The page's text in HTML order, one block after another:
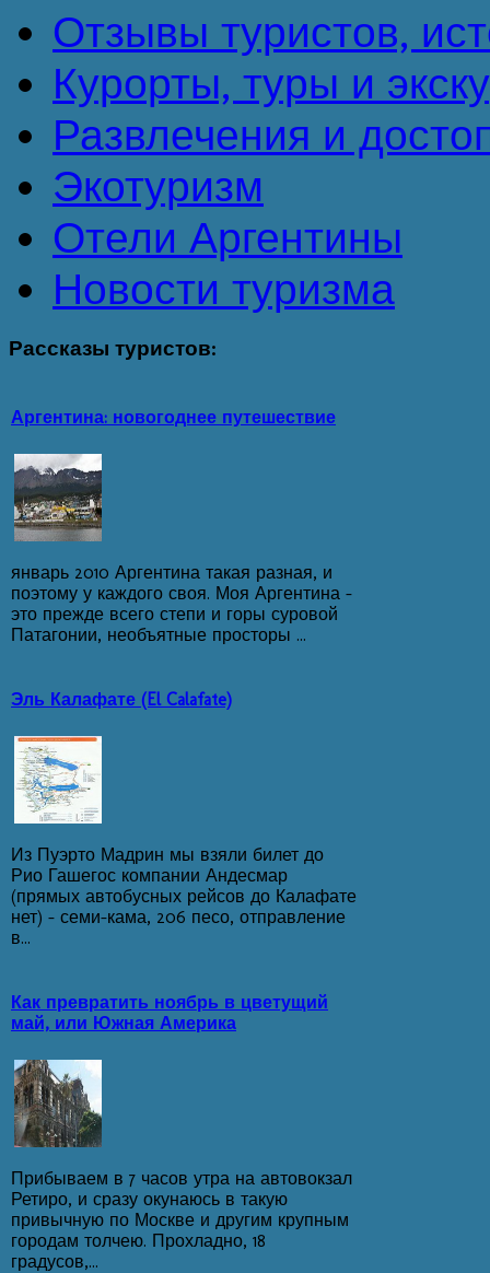
Отзывы туристов,
Курорты, туры и
Развлечения и
Экотуризм
Отели Аргентины
Новости туризма
Рассказы туристов:
Аргентина: новогоднее путешествие
январь 2010 Аргентина такая разная, и
поэтому у каждого своя. Моя Аргентина -
это прежде всего степи и горы суровой
Патагонии, необъятные просторы ...
Эль Калафате (El Calafate)
Из Пуэрто Мадрин мы взяли билет до
Рио Гашегос компании Андесмар
(прямых автобусных рейсов до Калафате
нет) – семи-кама, 206 песо, отправление
в...
Как превратить ноябрь в цветущий
май, или Южная Америка
Прибываем в 7 часов утра на автовокзал
Ретиро, и сразу окунаюсь в такую
привычную по Москве и другим крупным
городам толчею. Прохладно, 18
градусов,...